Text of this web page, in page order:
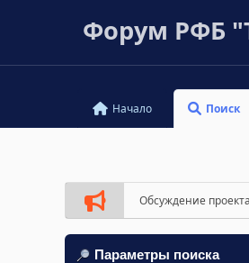
Форум РФБ
Начало Поиск
Обсуждение
Параметры поиска